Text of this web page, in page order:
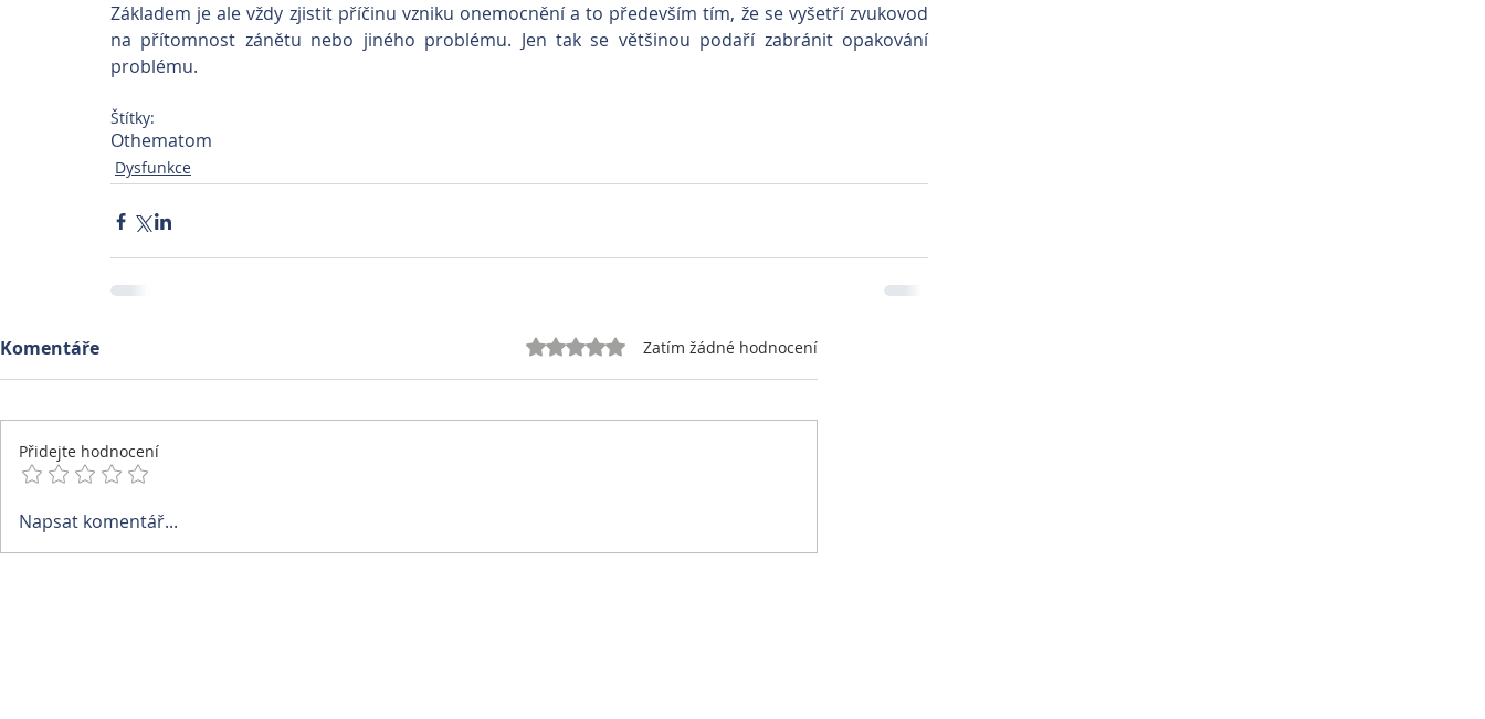
Základem je ale vždy zjistit příčinu vzniku onemocnění a to především tím, že se vyšetří zvukovod
na přítomnost zánětu nebo jiného problému. Jen tak se většinou podaří zabránit opakování
problému.
Štítky:
Othematom
Dysfunkce
Komentáře Hodnoceno 0 z 5 hvězdiček.
Zatím žádné hodnocení
Přidejte hodnocení
Napsat komentář...